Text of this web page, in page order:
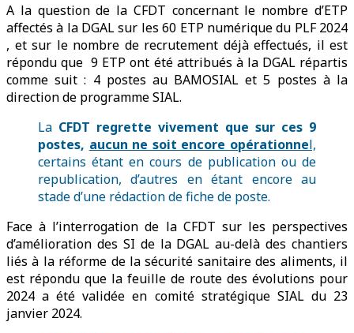
A la question de la CFDT concernant le nombre d’ETP
affectés à la DGAL sur les 60 ETP numérique du PLF 2024
, et sur le nombre de recrutement déjà effectués, il est
répondu que 9 ETP ont été attribués à la DGAL répartis
comme suit : 4 postes au BAMOSIAL et 5 postes à la
direction de programme SIAL.
La CFDT regrette vivement que sur ces 9
postes, aucun ne soit encore opérationnel,
certains étant en cours de publication ou de
republication, d’autres en étant encore au
stade d’une rédaction de fiche de poste.
Face à l’interrogation de la CFDT sur les perspectives
d’amélioration des SI de la DGAL au-delà des chantiers
liés à la réforme de la sécurité sanitaire des aliments, il
est répondu que la feuille de route des évolutions pour
2024 a été validée en comité stratégique SIAL du 23
janvier 2024.